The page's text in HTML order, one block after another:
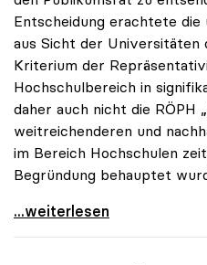
Entscheidung erachtete
aus Sicht der Universitäten
Kriterium der
Hochschulbereich in
daher auch nicht die
weitreichenderen und
im Bereich Hochschulen
Begründung behauptet
ORF-Publikumsrat:
...weiterlesen